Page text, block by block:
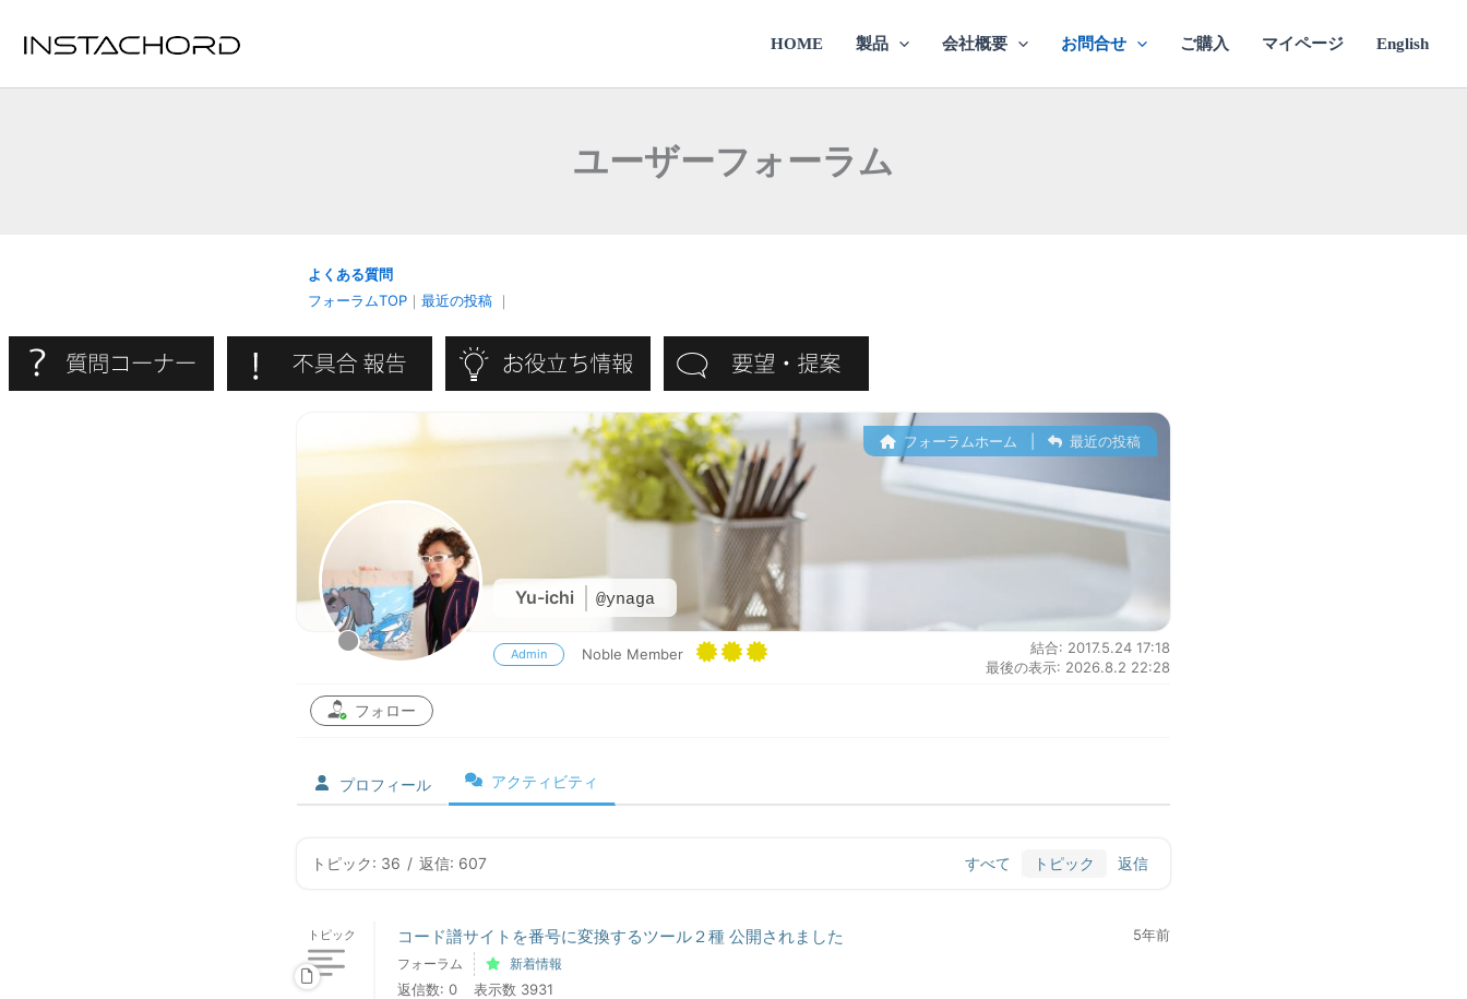
HOME 製品 会社概要 お問合せ ご購入 マイページ English
ユーザーフォーラム
よくある質問
フォーラムTOP ｜ 最近の投稿 ｜
Yu-ichi @ynaga
フォーラムホーム 最近の投稿
Admin Noble Member
結合: 2017.5.24 17:18
最後の表示: 2026.8.2 22:28
フォロー
プロフィール アクティビティ
トピック: 36 / 返信: 607 すべて トピック 返信
トピック コード譜サイトを番号に変換するツール２種 公開されました 5年前
フォーラム 新着情報
返信数: 0 表示数 3931